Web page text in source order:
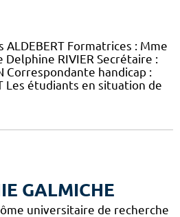
Formatrices : Mme
Delphine RIVIER Secrétaire :
Correspondante handicap :
Les étudiants en situation de
GALMICHE
universitaire de recherche